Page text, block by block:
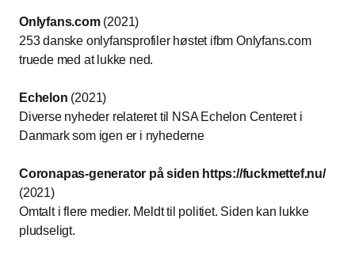
Onlyfans.com(2021)
253 danske onlyfansprofiler høstet ifbm Onlyfans.com
truede med at lukke ned.
Echelon (2021)
Diverse nyheder relateret til NSA Echelon Centeret i
Danmark som igen er i nyhederne
Coronapas-generator på siden https://fuckmettef.nu/
(2021)
Omtalt i flere medier. Meldt til politiet. Siden kan lukke
pludseligt.